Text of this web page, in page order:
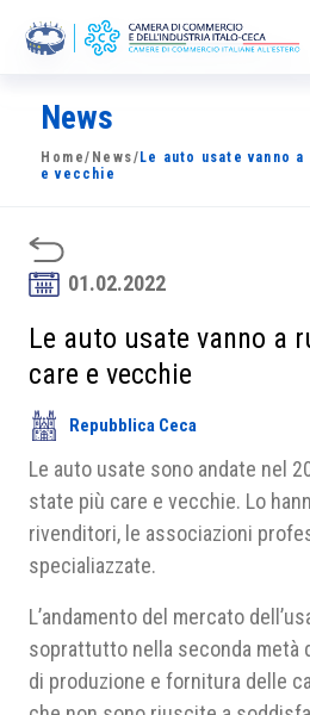
La Camera
News
Sviluppo Mercato
Soci
Partner
Progetti
Area riservata
News
Home/ News/ Le auto usate vanno
e vecchie
01.02.2022
Le auto usate vanno a
care e vecchie
Repubblica Ceca
Le auto usate sono andate nel
state più care e vecchie. Lo
rivenditori, le associazioni
specialiazzate.
L’andamento del mercato
soprattutto nella seconda metà
di produzione e fornitura delle